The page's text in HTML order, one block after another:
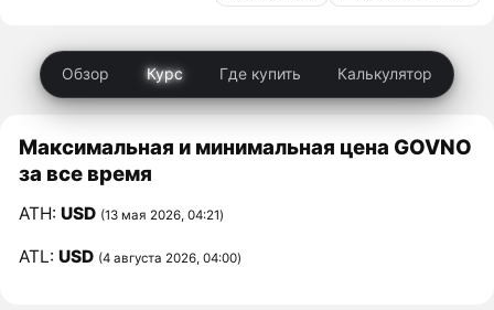
Обзор Курс Где купить Калькулятор
Максимальная и минимальная цена GOVNO
за все время
ATH:USD (13 мая 2026, 04:21)
ATL:USD (4 августа 2026, 04:00)